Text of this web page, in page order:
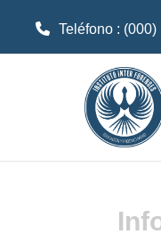
Teléfono : (000)